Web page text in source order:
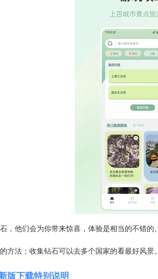
，他们会为你带来惊喜，体验是相当的不错的。
方法；收集钻石可以去多个国家的看最好风景。
版下载特别说明